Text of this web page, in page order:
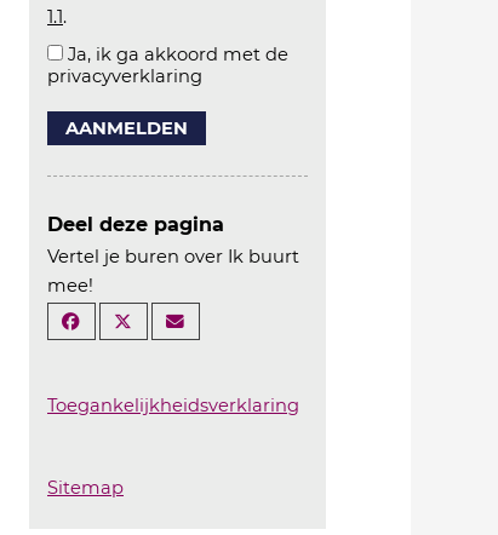
1.1.
Ja, ik ga akkoord met de
privacyverklaring
AANMELDEN
Deel deze pagina
Vertel je buren over Ik buurt
mee!
Toegankelijkheidsverklaring
Sitemap